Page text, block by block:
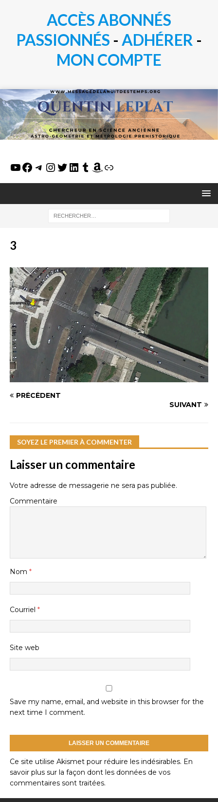
ACCÈS ABONNÉS
PASSIONNÉS - ADHÉRER -
MON COMPTE
3
PRÉCÉDENT
SUIVANT
SOYEZ LE PREMIER À COMMENTER
Laisser un commentaire
Votre adresse de messagerie ne sera pas publiée.
Commentaire
Nom *
Courriel *
Site web
Save my name, email, and website in this browser for the
next time I comment.
Ce site utilise Akismet pour réduire les indésirables. En
savoir plus sur la façon dont les données de vos
commentaires sont traitées.